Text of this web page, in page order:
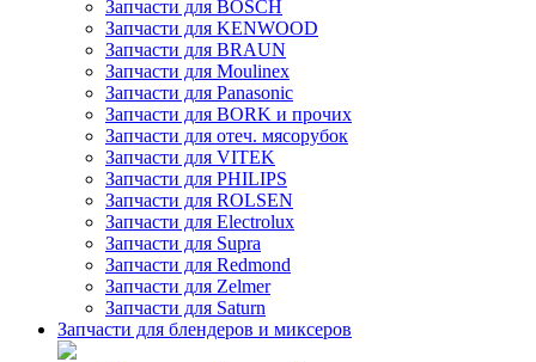
Запчасти для BOSCH
Запчасти для KENWOOD
Запчасти для BRAUN
Запчасти для Moulinex
Запчасти для Panasonic
Запчасти для BORK и прочих
Запчасти для отеч. мясорубок
Запчасти для VITEK
Запчасти для PHILIPS
Запчасти для ROLSEN
Запчасти для Electrolux
Запчасти для Supra
Запчасти для Redmond
Запчасти для Zelmer
Запчасти для Saturn
Запчасти для блендеров и миксеров